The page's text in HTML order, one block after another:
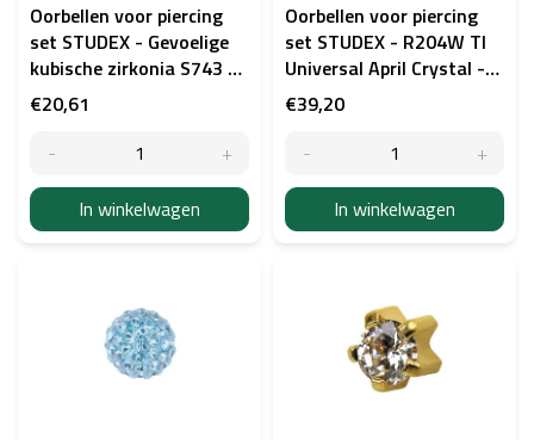
Oorbellen voor piercing
set STUDEX - Gevoelige
kubische zirkonia S743 -
goud
€20,61
In winkelwagen
Oorbellen voor piercing
set STUDEX - R204W TI
Universal April Crystal -
titanium
€39,20
In winkelwagen